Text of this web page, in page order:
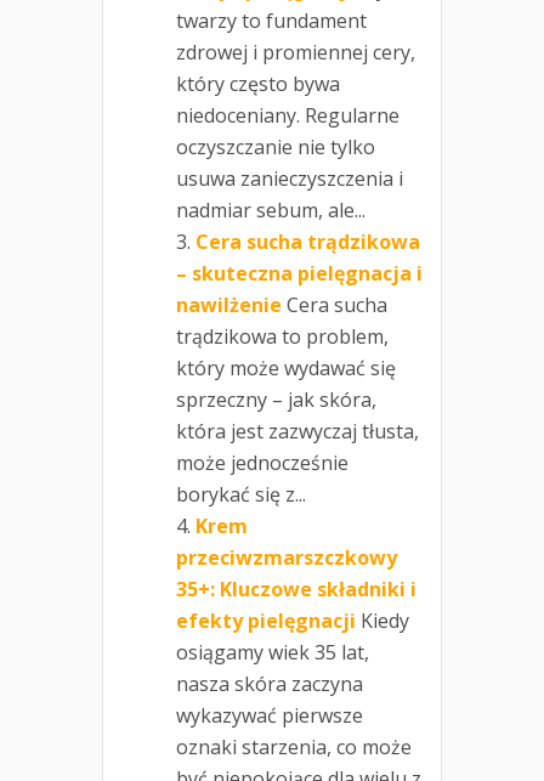
twarzy to fundament
zdrowej i promiennej cery,
który często bywa
niedoceniany. Regularne
oczyszczanie nie tylko
usuwa zanieczyszczenia i
nadmiar sebum, ale...
Cera sucha trądzikowa
– skuteczna pielęgnacja i
nawilżenie Cera sucha
trądzikowa to problem,
który może wydawać się
sprzeczny – jak skóra,
która jest zazwyczaj tłusta,
może jednocześnie
borykać się z...
Krem
przeciwzmarszczkowy
35+: Kluczowe składniki i
efekty pielęgnacji Kiedy
osiągamy wiek 35 lat,
nasza skóra zaczyna
wykazywać pierwsze
oznaki starzenia, co może